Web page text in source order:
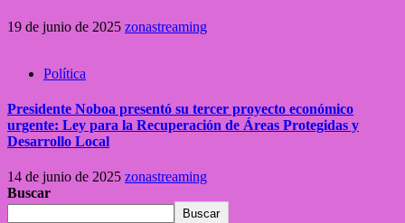
19 de junio de 2025 zonastreaming
Política
Presidente Noboa presentó su tercer proyecto económico
urgente: Ley para la Recuperación de Áreas Protegidas y
Desarrollo Local
14 de junio de 2025 zonastreaming
Buscar
Buscar